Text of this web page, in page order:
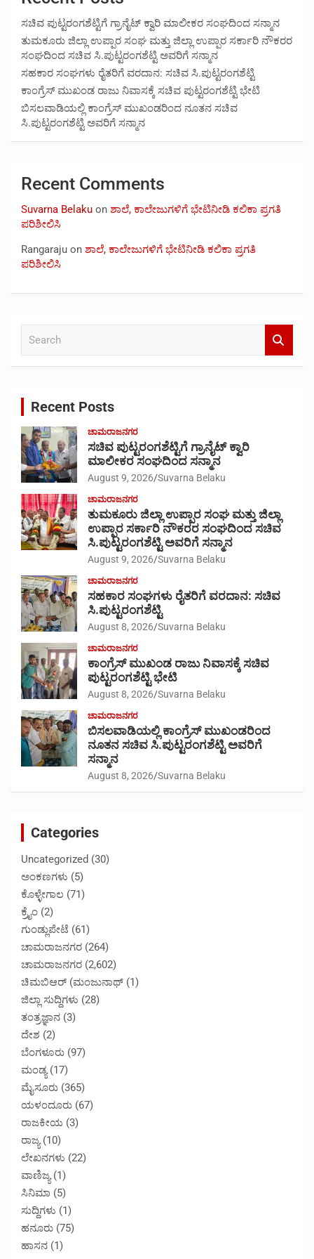
ಸಚಿವ ಪುಟ್ಟರಂಗಶೆಟ್ಟಿಗೆ ಗ್ರಾನೈಟ್ ಕ್ವಾರಿ ಮಾಲೀಕರ ಸಂಘದಿಂದ ಸನ್ಮಾನ
ತುಮಕೂರು ಜಿಲ್ಲಾ ಉಪ್ಪಾರ ಸಂಘ ಮತ್ತು ಜಿಲ್ಲಾ ಉಪ್ಪಾರ ಸರ್ಕಾರಿ ನೌಕರರ
ಸಂಘದಿಂದ ಸಚಿವ ಸಿ.ಪುಟ್ಟರಂಗಶೆಟ್ಟಿ ಅವರಿಗೆ ಸನ್ಮಾನ
ಸಹಕಾರ ಸಂಘಗಳು ರೈತರಿಗೆ ವರದಾನ: ಸಚಿವ ಸಿ.ಪುಟ್ಟರಂಗಶೆಟ್ಟಿ
ಕಾಂಗ್ರೆಸ್ ಮುಖಂಡ ರಾಜು ನಿವಾಸಕ್ಕೆ ಸಚಿವ ಪುಟ್ಟರಂಗಶೆಟ್ಟಿ ಭೇಟಿ
ಬಿಸಲವಾಡಿಯಲ್ಲಿ ಕಾಂಗ್ರೆಸ್ ಮುಖಂಡರಿಂದ ನೂತನ ಸಚಿವ
ಸಿ.ಪುಟ್ಟರಂಗಶೆಟ್ಟಿ ಅವರಿಗೆ ಸನ್ಮಾನ
Recent Comments
Suvarna Belaku on ಶಾಲೆ, ಕಾಲೇಜುಗಳಿಗೆ ಭೇಟಿನೀಡಿ ಕಲಿಕಾ ಪ್ರಗತಿ
ಪರಿಶೀಲಿಸಿ
Rangaraju on ಶಾಲೆ, ಕಾಲೇಜುಗಳಿಗೆ ಭೇಟಿನೀಡಿ ಕಲಿಕಾ ಪ್ರಗತಿ
ಪರಿಶೀಲಿಸಿ
Recent Posts
ಚಾಮರಾಜನಗರ
ಸಚಿವ ಪುಟ್ಟರಂಗಶೆಟ್ಟಿಗೆ ಗ್ರಾನೈಟ್ ಕ್ವಾರಿ
ಮಾಲೀಕರ ಸಂಘದಿಂದ ಸನ್ಮಾನ
August 9, 2026 Suvarna Belaku
ಚಾಮರಾಜನಗರ
ತುಮಕೂರು ಜಿಲ್ಲಾ ಉಪ್ಪಾರ ಸಂಘ ಮತ್ತು ಜಿಲ್ಲಾ
ಉಪ್ಪಾರ ಸರ್ಕಾರಿ ನೌಕರರ ಸಂಘದಿಂದ ಸಚಿವ
ಸಿ.ಪುಟ್ಟರಂಗಶೆಟ್ಟಿ ಅವರಿಗೆ ಸನ್ಮಾನ
August 9, 2026 Suvarna Belaku
ಚಾಮರಾಜನಗರ
ಸಹಕಾರ ಸಂಘಗಳು ರೈತರಿಗೆ ವರದಾನ: ಸಚಿವ
ಸಿ.ಪುಟ್ಟರಂಗಶೆಟ್ಟಿ
August 8, 2026 Suvarna Belaku
ಚಾಮರಾಜನಗರ
ಕಾಂಗ್ರೆಸ್ ಮುಖಂಡ ರಾಜು ನಿವಾಸಕ್ಕೆ ಸಚಿವ
ಪುಟ್ಟರಂಗಶೆಟ್ಟಿ ಭೇಟಿ
August 8, 2026 Suvarna Belaku
ಚಾಮರಾಜನಗರ
ಬಿಸಲವಾಡಿಯಲ್ಲಿ ಕಾಂಗ್ರೆಸ್ ಮುಖಂಡರಿಂದ
ನೂತನ ಸಚಿವ ಸಿ.ಪುಟ್ಟರಂಗಶೆಟ್ಟಿ ಅವರಿಗೆ
ಸನ್ಮಾನ
August 8, 2026 Suvarna Belaku
Categories
Uncategorized (30)
ಅಂಕಣಗಳು (5)
ಕೊಳ್ಳೇಗಾಲ (71)
ಕ್ರೈಂ (2)
ಗುಂಡ್ಲುಪೇಟೆ (61)
ಚಾಮರಾಜನಗರ (264)
ಚಾಮರಾಜನಗರ (2,602)
ಚಿಮಬಿಆರ್ (ಮಂಜುನಾಥ್ (1)
ಜಿಲ್ಲಾ ಸುದ್ದಿಗಳು (28)
ತಂತ್ರಜ್ಞಾನ (3)
ದೇಶ (2)
ಬೆಂಗಳೂರು (97)
ಮಂಡ್ಯ(17)
ಮೈಸೂರು (365)
ಯಳಂದೂರು (67)
ರಾಜಕೀಯ (3)
ರಾಜ್ಯ(10)
ಲೇಖನಗಳು (22)
ವಾಣಿಜ್ಯ(1)
ಸಿನಿಮಾ (5)
ಸುದ್ದಿಗಳು (1)
ಹನೂರು (75)
ಹಾಸನ (1)